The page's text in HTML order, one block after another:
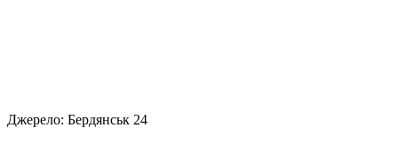
Джерело: Бердянськ 24